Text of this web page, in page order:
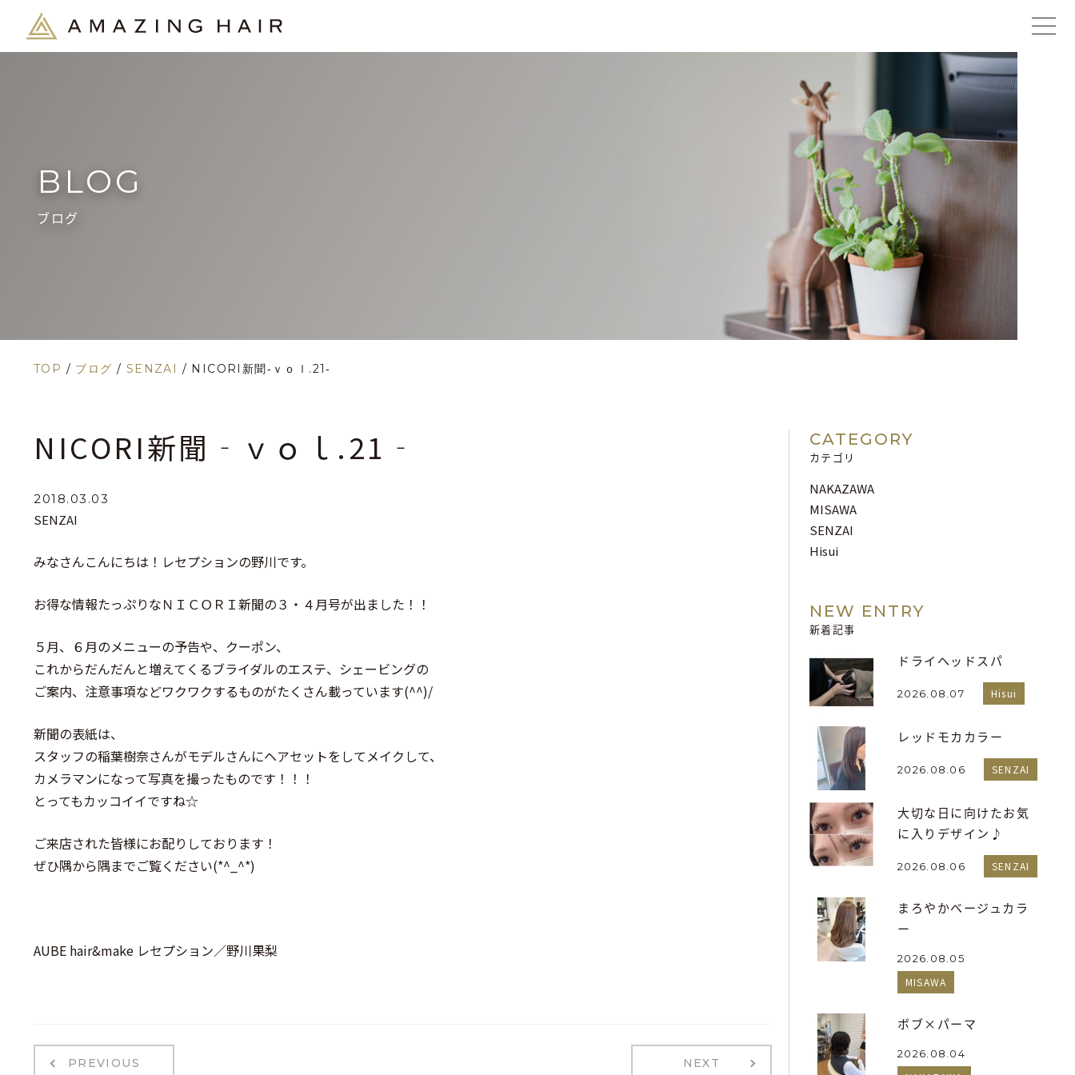
BLOG
ブログ
TOP / ブログ / SENZAI / NICORI新聞‐ｖｏｌ.21‐
NICORI新聞‐ｖｏｌ.21‐
2018.03.03
SENZAI
みなさんこんにちは！レセプションの野川です。
お得な情報たっぷりなＮＩＣＯＲＩ新聞の３・４月号が出ました！！
５月、６月のメニューの予告や、クーポン、
これからだんだんと増えてくるブライダルのエステ、シェービングの
ご案内、注意事項などワクワクするものがたくさん載っています(^^)/
新聞の表紙は、
スタッフの稲葉樹奈さんがモデルさんにヘアセットをしてメイクして、
カメラマンになって写真を撮ったものです！！！
とってもカッコイイですね☆
ご来店された皆様にお配りしております！
ぜひ隅から隅までご覧ください(*^_^*)
AUBE hair&make レセプション／野川果梨
PREVIOUS NEXT
CATEGORY
カテゴリ
NAKAZAWA
MISAWA
SENZAI
Hisui
NEW ENTRY
新着記事
ドライヘッドスパ
2026.08.07 Hisui
レッドモカカラー
2026.08.06 SENZAI
大切な日に向けたお気
に入りデザイン♪
2026.08.06 SENZAI
まろやかベージュカラ
ー
2026.08.05
MISAWA
ボブ×パーマ
2026.08.04